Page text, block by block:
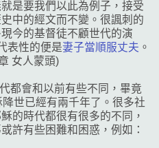
是要我們以此為例子，接受
中的經文而不變。很諷刺的
今的基督徒不顧世代的演
表性的便是妻子當順服丈夫 。
女人蒙頭)
都會和以前有些不同，畢竟
世已經有兩千年了。很多社
的時代都很有很多的不同，
許有些困難和困惑，例如：